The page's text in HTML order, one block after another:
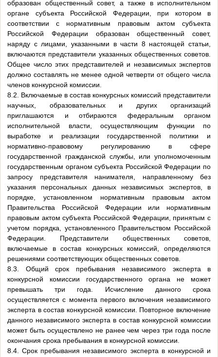
образован общественный совет, а также в исполнительном
органе субъекта Российской Федерации, при котором в
соответствии с нормативным правовым актом субъекта
Российской Федерации образован общественный совет,
наряду с лицами, указанными в части 8 настоящей статьи,
включаются представители указанных общественных советов.
Общее число этих представителей и независимых экспертов
должно составлять не менее одной четверти от общего числа
членов конкурсной комиссии.
8.2. Включаемые в состав конкурсных комиссий представители
научных, образовательных и других организаций
приглашаются и отбираются федеральным органом
исполнительной власти, осуществляющим функции по
выработке и реализации государственной политики и
нормативно-правовому регулированию в сфере
государственной гражданской службы, или уполномоченным
государственным органом субъекта Российской Федерации по
запросу представителя нанимателя, направленному без
указания персональных данных независимых экспертов, в
порядке, установленном нормативным правовым актом
Правительства Российской Федерации или нормативным
правовым актом субъекта Российской Федерации, принятым с
учетом порядка, установленного Правительством Российской
Федерации. Представители общественных советов,
включаемые в состав конкурсных комиссий, определяются
решениями соответствующих общественных советов.
8.3. Общий срок пребывания независимого эксперта в
конкурсной комиссии государственного органа не может
превышать три года. Исчисление данного срока
осуществляется с момента первого включения независимого
эксперта в состав конкурсной комиссии. Повторное включение
данного независимого эксперта в состав конкурсной комиссии
может быть осуществлено не ранее чем через три года после
окончания срока пребывания в конкурсной комиссии.
8.4. Срок пребывания независимого эксперта в конкурсной и